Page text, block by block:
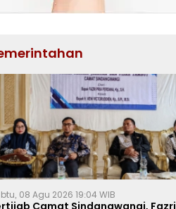
08 Agu 2026 19:04 WIB
Camat Sindangwangi, Fazri